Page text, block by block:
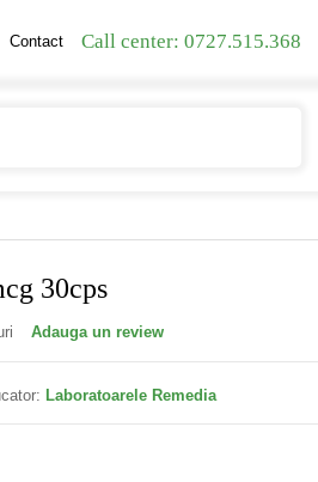
Contact Call center: 0727.515.368
30cps
Adauga un review
Laboratoarele Remedia